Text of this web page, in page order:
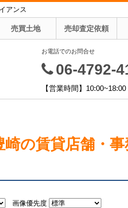
アンス
売買土地 売却査定依頼
お電話でのお問合せ
06-4792-
【営業時間】
崎の賃貸店舗・
画像優先度